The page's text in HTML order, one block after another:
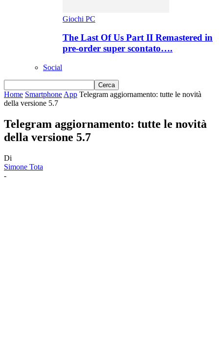
Giochi PC
The Last Of Us Part II Remastered in
pre-order super scontato….
Social
Home Smartphone App Telegram aggiornamento: tutte le novità
della versione 5.7
Telegram aggiornamento: tutte le novità
della versione 5.7
Di
Simone Tota
-